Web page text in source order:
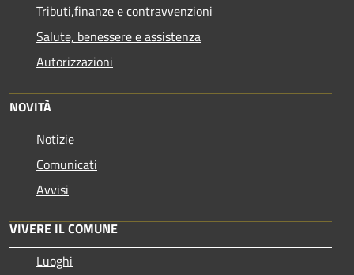
Tributi,finanze e contravvenzioni
Salute, benessere e assistenza
Autorizzazioni
NOVITÀ
Notizie
Comunicati
Avvisi
VIVERE IL COMUNE
Luoghi